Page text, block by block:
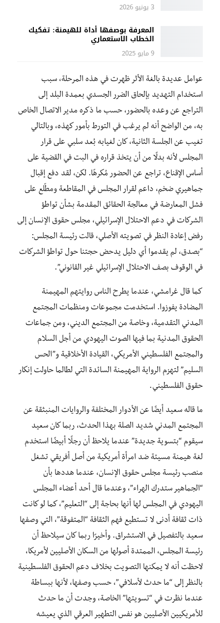
3 يونيو 2026
المعرفة بوصفها أداة للهيمنة: تفكيك
الخطاب الاستعماري
9 مايو 2025
عوامل عديدة بالغة الأثر ظهرت في هذه المرحلة، سبب
استخدام التهديد بإلحاق الضرر الجسدي بعمدة البلد إلى
التراجع عن وعده بالحضور، حسب ما ذكره مدير الاتصال الخاص
به، من الواضح أنه لم يرغب في التورط بأمور كهذه، وبالتالي
تغيب عن الجلسة الثانية، كان لغيابه بُعد سلبي على قرار
المجلس لأنه بدلًا من أن يتخذ قراره في البت في القضية على
أساس الإقناع، تراجع عن الحضور مُكرهًا. لكن، لقد دفع إقبال
جماهيري ضخم، داعم لقرار المجلس في المقاطعة ومطّلع على
فشل المعارضة في معالجة الحقائق المقدمة بشأن تواطؤ
الشركات في دعم الاحتلال الإسرائيلي، مجلس حقوق الإنسان إلى
رفض إعادة النظر في تصويته الأصلي، قالت رئيسة المجلس:
“بصدق، لم يقدموا أي دليل يدحض حجتنا حول تواطؤ الشركات
في الوقوف بصف الاحتلال الإسرائيلي غير القانوني”.
كما قال غرامشي، عندما يطرح الناس روايتهم المهيمنة
المضادة يفوزوا. استخدمت مجموعات ومنظمات المجتمع
المدني التقدمية، وخاصة من المجتمع الديني، ومن جماعات
الحقوق المدنية بما فيها الصوت اليهودي من أجل السلام
والمجتمع الفلسطيني الأمريكي، القيادة الأخلاقية و”الحس
السليم” لتهزم الرواية المهيمنة السائدة التي لطالما حاولت إنكار
حقوق الفلسطيني.
ما قاله سعيد أيضًا عن الأدوار المختلفة والروايات المنبثقة عن
المجتمع المدني شديد الصلة بهذا الحدث، ربما كان سعيد
سيقوم “بتسوية جديدة” عندما يلاحظ أن رجلًا أبيضًا استخدم
لغة هيمنة مسيئة ضد امرأة أمريكية من أصل أفريقي تشغل
منصب رئيسة مجلس حقوق الإنسان، عندما هددها بأن
“الجماهير ستدرك الهراء”، وعندما قال أحد أعضاء المجلس
اليهودي في المجلس لها أنها بحاجة إلى “التعليم”، كما لو كانت
ذات ثقافة أدنى لا تستطيع فهم الثقافة “المتفوقة”، التي وصفها
سعيد بالتفصيل في الاستشراق. وأخيرًا ربما كان سيلاحظ أن
رئيسة المجلس، الممتدة أصولها من السكان الأصليين لأمريكا،
لاحظت أنه لا يمكنها التصويت بخلاف دعم الحقوق الفلسطينية
بالنظر إلى “ما حدث لأسلافي”، حسب وصفها، لأنها ببساطة
عندما نظرت في “تسويتها” الخاصة، وجدت أن ما حدث
للأمريكيين الأصليين هو نفس التطهير العرقي الذي يعيشه